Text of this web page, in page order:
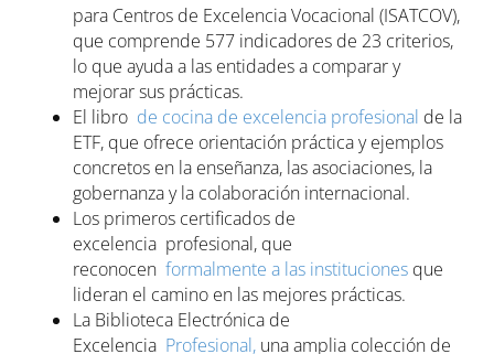
para Centros de Excelencia Vocacional (ISATCOV),
que comprende 577 indicadores de 23 criterios,
lo que ayuda a las entidades a comparar y
mejorar sus prácticas.
El libro de cocina de excelencia profesional de la
ETF, que ofrece orientación práctica y ejemplos
concretos en la enseñanza, las asociaciones, la
gobernanza y la colaboración internacional.
Los primeros certificados de
excelencia profesional, que
reconocen formalmente a las instituciones que
lideran el camino en las mejores prácticas.
La Biblioteca Electrónica de
Excelencia Profesional, una amplia colección de